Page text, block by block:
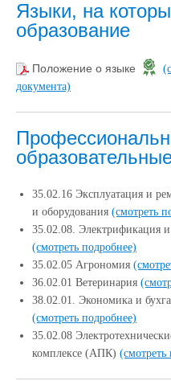
Языки, на
образование
Положение о языке
документа)
35.02.16 Эксплуатация и
и оборудования (смотреть
35.02.08. Электрификация и
(смотреть подробнее)
35.02.05 Агрономия
36.02.01 Ветеринария
38.02.01. Экономика и
(смотреть подробнее)
35.02.08
комплексе (АПК) (смотреть